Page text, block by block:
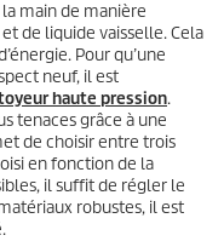
main de manière
et de liquide vaisselle. Cela
Pour qu’une
neuf, il est
haute pression.
tenaces grâce à une
de choisir entre trois
en fonction de la
il suffit de régler le
robustes, il est